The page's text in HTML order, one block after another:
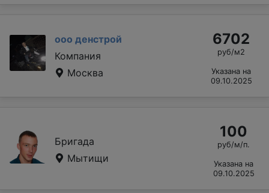
ооо денстрой
Компания
Москва
6702
руб/м2
Указана на
09.10.2025
Бригада
Мытищи
100
руб/м/п.
Указана на
09.10.2025